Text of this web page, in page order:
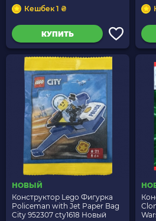
Кешбек 1 ₴
КУПИТЬ
НОВЫЙ
Конструктор Lego Фигурка
Policeman with Jet Paper Bag
City 952307 cty1618 Новый